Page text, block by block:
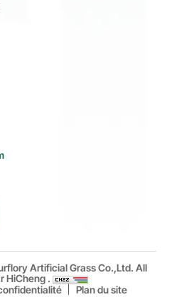
Artificial Grass Co.,Ltd. All
HiCheng .
Plan du site